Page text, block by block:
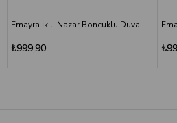
Emayra İkili Nazar Boncuklu Duvar Süsü Turkuaz | Yıldız Motifli
₺999,90